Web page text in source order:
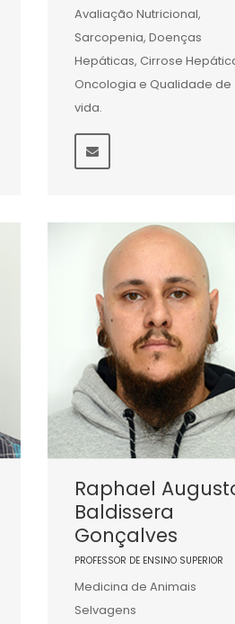
Avaliação Nutricional,
Sarcopenia, Doenças
Hepáticas, Cirrose
Oncologia e Qualidade de
vida.
Raphael
Baldissera
Gonçalves
PROFESSOR DE ENSINO SUPERIOR
Medicina de Animais
Selvagens